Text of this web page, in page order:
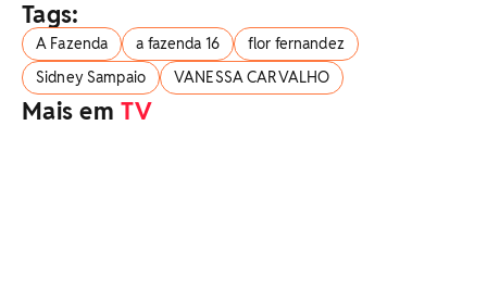
Tags:
A Fazenda a fazenda 16
flor fernandez
Sidney Sampaio
VANESSA CARVALHO
Mais emTV